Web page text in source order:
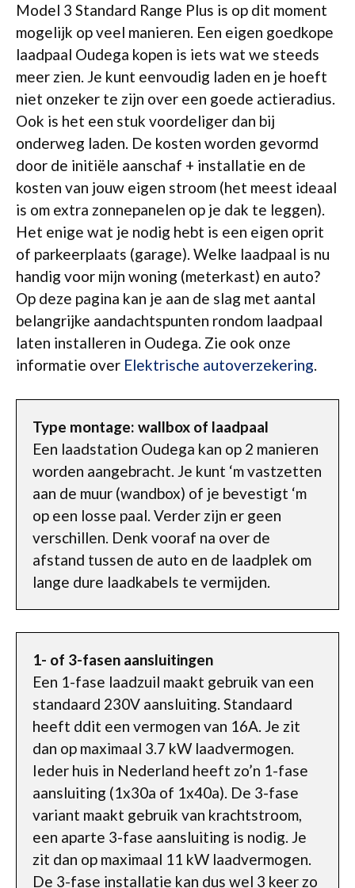
Model 3 Standard Range Plus is op dit moment
mogelijk op veel manieren. Een eigen goedkope
laadpaal Oudega kopen is iets wat we steeds
meer zien. Je kunt eenvoudig laden en je hoeft
niet onzeker te zijn over een goede actieradius.
Ook is het een stuk voordeliger dan bij
onderweg laden. De kosten worden gevormd
door de initiële aanschaf + installatie en de
kosten van jouw eigen stroom (het meest ideaal
is om extra zonnepanelen op je dak te leggen).
Het enige wat je nodig hebt is een eigen oprit
of parkeerplaats (garage). Welke laadpaal is nu
handig voor mijn woning (meterkast) en auto?
Op deze pagina kan je aan de slag met aantal
belangrijke aandachtspunten rondom laadpaal
laten installeren in Oudega. Zie ook onze
informatie over Elektrische autoverzekering.
Type montage: wallbox of laadpaal
Een laadstation Oudega kan op 2 manieren
worden aangebracht. Je kunt ‘m vastzetten
aan de muur (wandbox) of je bevestigt ‘m
op een losse paal. Verder zijn er geen
verschillen. Denk vooraf na over de
afstand tussen de auto en de laadplek om
lange dure laadkabels te vermijden.
1- of 3-fasen aansluitingen
Een 1-fase laadzuil maakt gebruik van een
standaard 230V aansluiting. Standaard
heeft ddit een vermogen van 16A. Je zit
dan op maximaal 3.7 kW laadvermogen.
Ieder huis in Nederland heeft zo’n 1-fase
aansluiting (1x30a of 1x40a). De 3-fase
variant maakt gebruik van krachtstroom,
een aparte 3-fase aansluiting is nodig. Je
zit dan op maximaal 11 kW laadvermogen.
De 3-fase installatie kan dus wel 3 keer zo